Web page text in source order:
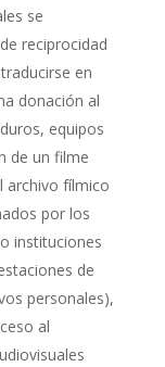
se
reciprocidad
en
donación al
equipos
de un filme
archivo fílmico
por los
instituciones
de
personales),
al